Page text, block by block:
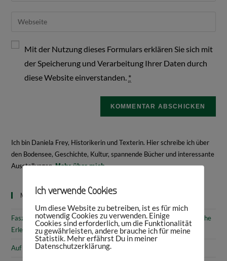
Mit der Nutzung dieses Formulars erklären Sie sich mit
der Speicherung und Verarbeitung Ihrer Daten durch
diese Website einverstanden. *
Ich bin Daniela Frey, Historikerin und Texterin. Hier schreibe ich über
den Bodensee, Geschichte, Kultur, spannende Bücher und interessante
Ausstellungen.Mehr über mich
Neueste Beiträge
Faszinierende Geschichte & fantastische Kunst: 10 (kunst)historische
Erlebnisse am Bodensee
Auf den Spuren von Annette von Droste-Hülshoff in Meersburg
Ich verwende Cookies
Um diese Website zu betreiben, ist es für mich
notwendig Cookies zu verwenden. Einige
Cookies sind erforderlich, um die Funktionalität
zu gewährleisten, andere brauche ich für meine
Statistik. Mehr erfährst Du in meiner
Datenschutzerklärung.